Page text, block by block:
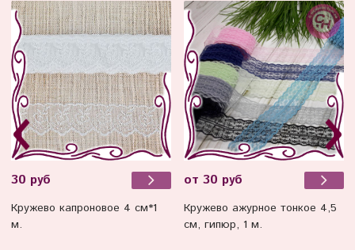
30 руб
Кружево капроновое 4 см*1
м.
от 30 руб
Кружево ажурное тонкое 4,5
см, гипюр, 1 м.